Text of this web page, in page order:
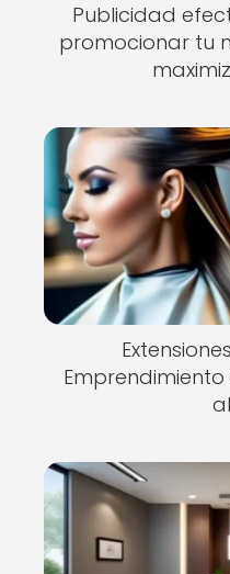
Publicidad
promocionar tu